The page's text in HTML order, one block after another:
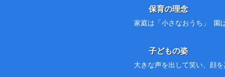
保育の理念
家庭は「小さなおうち」 園
子どもの姿
大きな声を出して笑い、顔